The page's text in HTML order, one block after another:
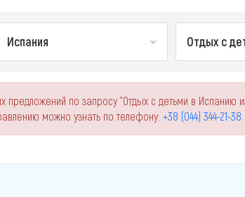
Испания Отдых с
предложений по запросу "Отдых с детьми в Испанию
можно узнать по телефону: +38 (044) 344-21-38